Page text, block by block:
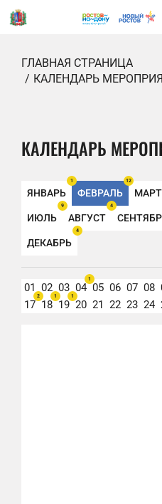
ГЛАВНАЯ СТРАНИЦА
КАЛЕНДАРЬ
КАЛЕНДАРЬ
ЯНВАРЬ
1
ФЕВРАЛЬ
12
МАРТ
ИЮЛЬ
9
АВГУСТ
4
ДЕКАБРЬ
4
01 02 03 04
1
05 06 07 08
17
2
18
1
19
1
20 21 22 23 24